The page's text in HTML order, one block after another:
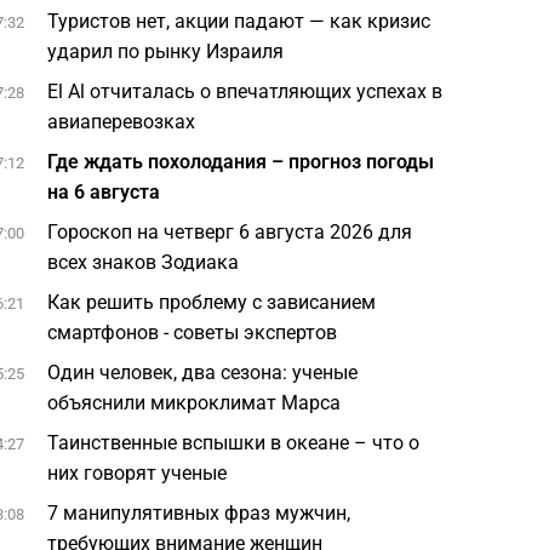
Туристов нет, акции падают — как кризис
ударил по рынку Израиля
El Al отчиталась о впечатляющих успехах в
авиаперевозках
Где ждать похолодания – прогноз погоды
на 6 августа
Гороскоп на четверг 6 августа 2026 для
всех знаков Зодиака
Как решить проблему с зависанием
смартфонов - советы экспертов
Один человек, два сезона: ученые
объяснили микроклимат Марса
Таинственные вспышки в океане – что о
них говорят ученые
7 манипулятивных фраз мужчин,
требующих внимание женщин